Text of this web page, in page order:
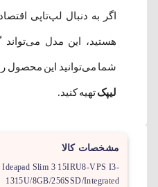
اگر به دنبال لپ‌تاپی
هستید، این مدل می‌تواند
شما می‌توانید این محصول را
لیپکتهیه کنید.
مشخصات کالا
Ideapad Slim 3 15IRU8-VPS I3-
1315U/8GB/256SSD/Integrated